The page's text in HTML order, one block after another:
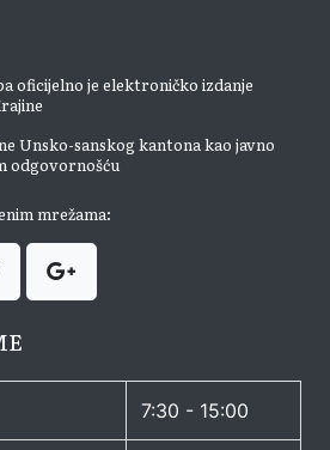
oficijelno je elektroničko izdanje
Unsko-sanskog kantona kao javno
odgovornošću
mrežama:
7:30 - 15:00